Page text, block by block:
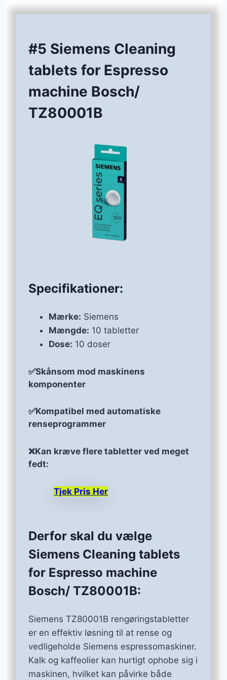
#5 Siemens Cleaning
tablets for Espresso
machine Bosch/
TZ80001B
Specifikationer:
Mærke: Siemens
Mængde: 10 tabletter
Dose: 10 doser
✅Skånsom mod maskinens
komponenter
✅Kompatibel med automatiske
renseprogrammer
❌Kan kræve flere tabletter ved meget
fedt:
Tjek Pris Her
Derfor skal du vælge
Siemens Cleaning tablets
for Espresso machine
Bosch/ TZ80001B:
Siemens TZ80001B rengøringstabletter
er en effektiv løsning til at rense og
vedligeholde Siemens espressomaskiner.
Kalk og kaffeolier kan hurtigt ophobe sig i
maskinen, hvilket kan påvirke både